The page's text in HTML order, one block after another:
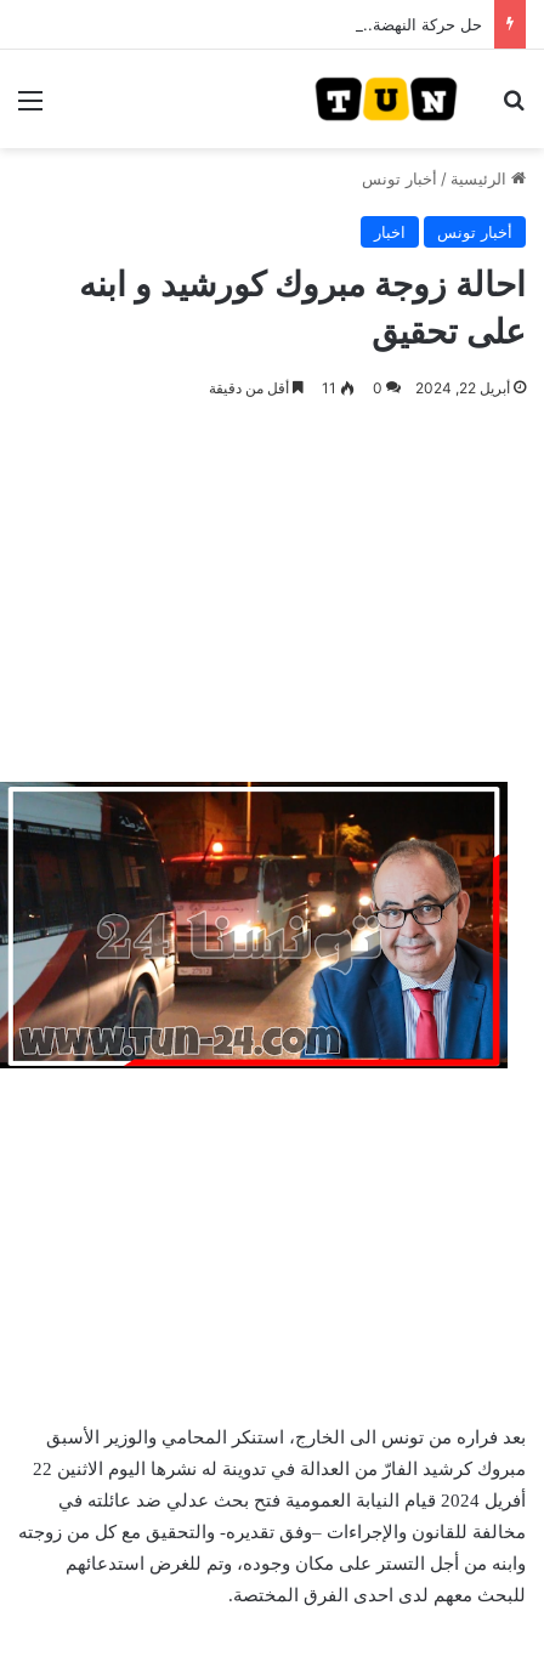
بحث عن
الرئيسية / أخبار تونس
أخبار تونس اخبار
احالة زوجة مبروك كورشيد و ابنه
على تحقيق
أبريل 22, 2024 0
11 أقل من دقيقة
بعد فراره من تونس الى الخارج، استنكر المحامي والوزير الأسبق
مبروك كرشيد الفارّ من العدالة في تدوينة له نشرها اليوم الاثنين 22
أفريل 2024 قيام النيابة العمومية فتح بحث عدلي ضد عائلته في
مخالفة للقانون والإجراءات –وفق تقديره- والتحقيق مع كل من زوجته
وابنه من أجل التستر على مكان وجوده، وتم للغرض استدعائهم
للبحث معهم لدى احدى الفرق المختصة.